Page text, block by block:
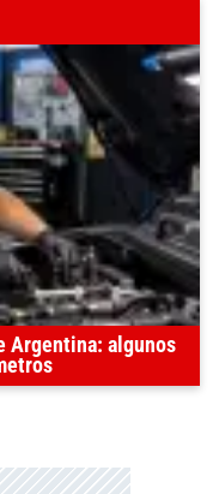
Argentina: algunos